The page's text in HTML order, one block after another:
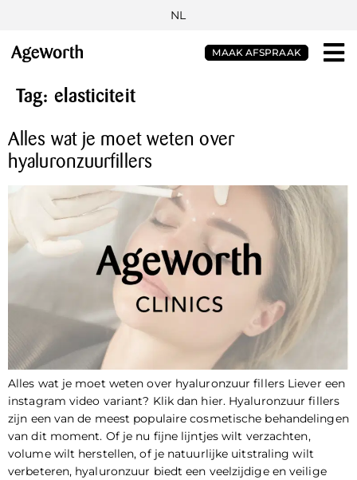
NL
MAAK AFSPRAAK
Tag: elasticiteit
Alles wat je moet weten over
hyaluronzuurfillers
Alles wat je moet weten over hyaluronzuur fillers Liever een
instagram video variant? Klik dan hier. Hyaluronzuur fillers
zijn een van de meest populaire cosmetische behandelingen
van dit moment. Of je nu fijne lijntjes wilt verzachten,
volume wilt herstellen, of je natuurlijke uitstraling wilt
verbeteren, hyaluronzuur biedt een veelzijdige en veilige